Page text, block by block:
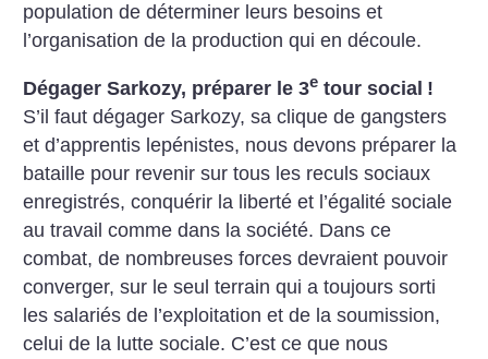
population de déterminer leurs besoins et
l’organisation de la production qui en découle.
Dégager Sarkozy, préparer le 3e tour social !
S’il faut dégager Sarkozy, sa clique de gangsters
et d’apprentis lepénistes, nous devons préparer la
bataille pour revenir sur tous les reculs sociaux
enregistrés, conquérir la liberté et l’égalité sociale
au travail comme dans la société. Dans ce
combat, de nombreuses forces devraient pouvoir
converger, sur le seul terrain qui a toujours sorti
les salariés de l’exploitation et de la soumission,
celui de la lutte sociale. C’est ce que nous